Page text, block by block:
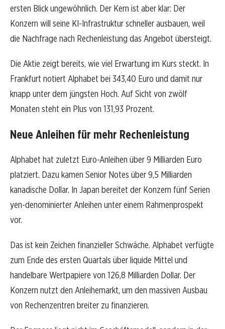
ersten Blick ungewöhnlich. Der Kern ist aber klar: Der
Konzern will seine KI-Infrastruktur schneller ausbauen, weil
die Nachfrage nach Rechenleistung das Angebot übersteigt.
Die Aktie zeigt bereits, wie viel Erwartung im Kurs steckt. In
Frankfurt notiert Alphabet bei 343,40 Euro und damit nur
knapp unter dem jüngsten Hoch. Auf Sicht von zwölf
Monaten steht ein Plus von 131,93 Prozent.
Neue Anleihen für mehr Rechenleistung
Alphabet hat zuletzt Euro-Anleihen über 9 Milliarden Euro
platziert. Dazu kamen Senior Notes über 9,5 Milliarden
kanadische Dollar. In Japan bereitet der Konzern fünf Serien
yen-denominierter Anleihen unter einem Rahmenprospekt
vor.
Das ist kein Zeichen finanzieller Schwäche. Alphabet verfügte
zum Ende des ersten Quartals über liquide Mittel und
handelbare Wertpapiere von 126,8 Milliarden Dollar. Der
Konzern nutzt den Anleihemarkt, um den massiven Ausbau
von Rechenzentren breiter zu finanzieren.